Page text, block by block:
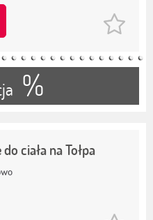
%
ciała na Tołpa